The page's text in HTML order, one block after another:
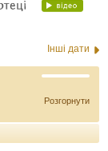
Інші дати
Розгорнути